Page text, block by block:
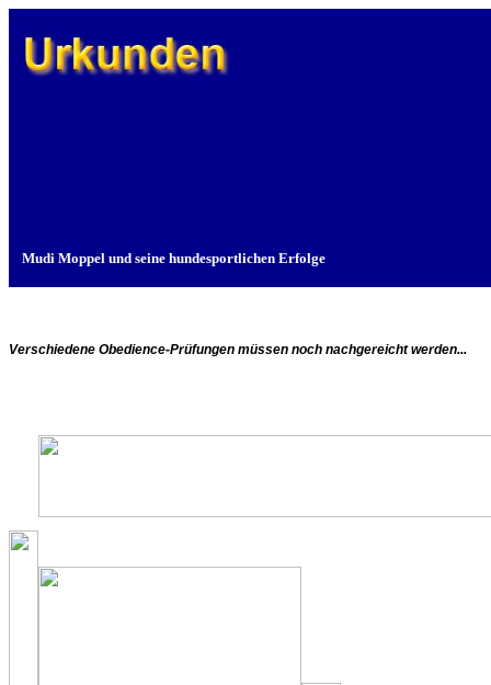
Mudi Moppel und seine hundesportlichen Erfolge
Verschiedene Obedience-Prüfungen müssen noch nachgereicht werden...